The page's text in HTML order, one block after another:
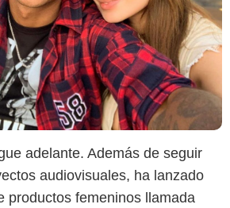
adelante. Además de seguir
audiovisuales, ha lanzado
productos femeninos llamada